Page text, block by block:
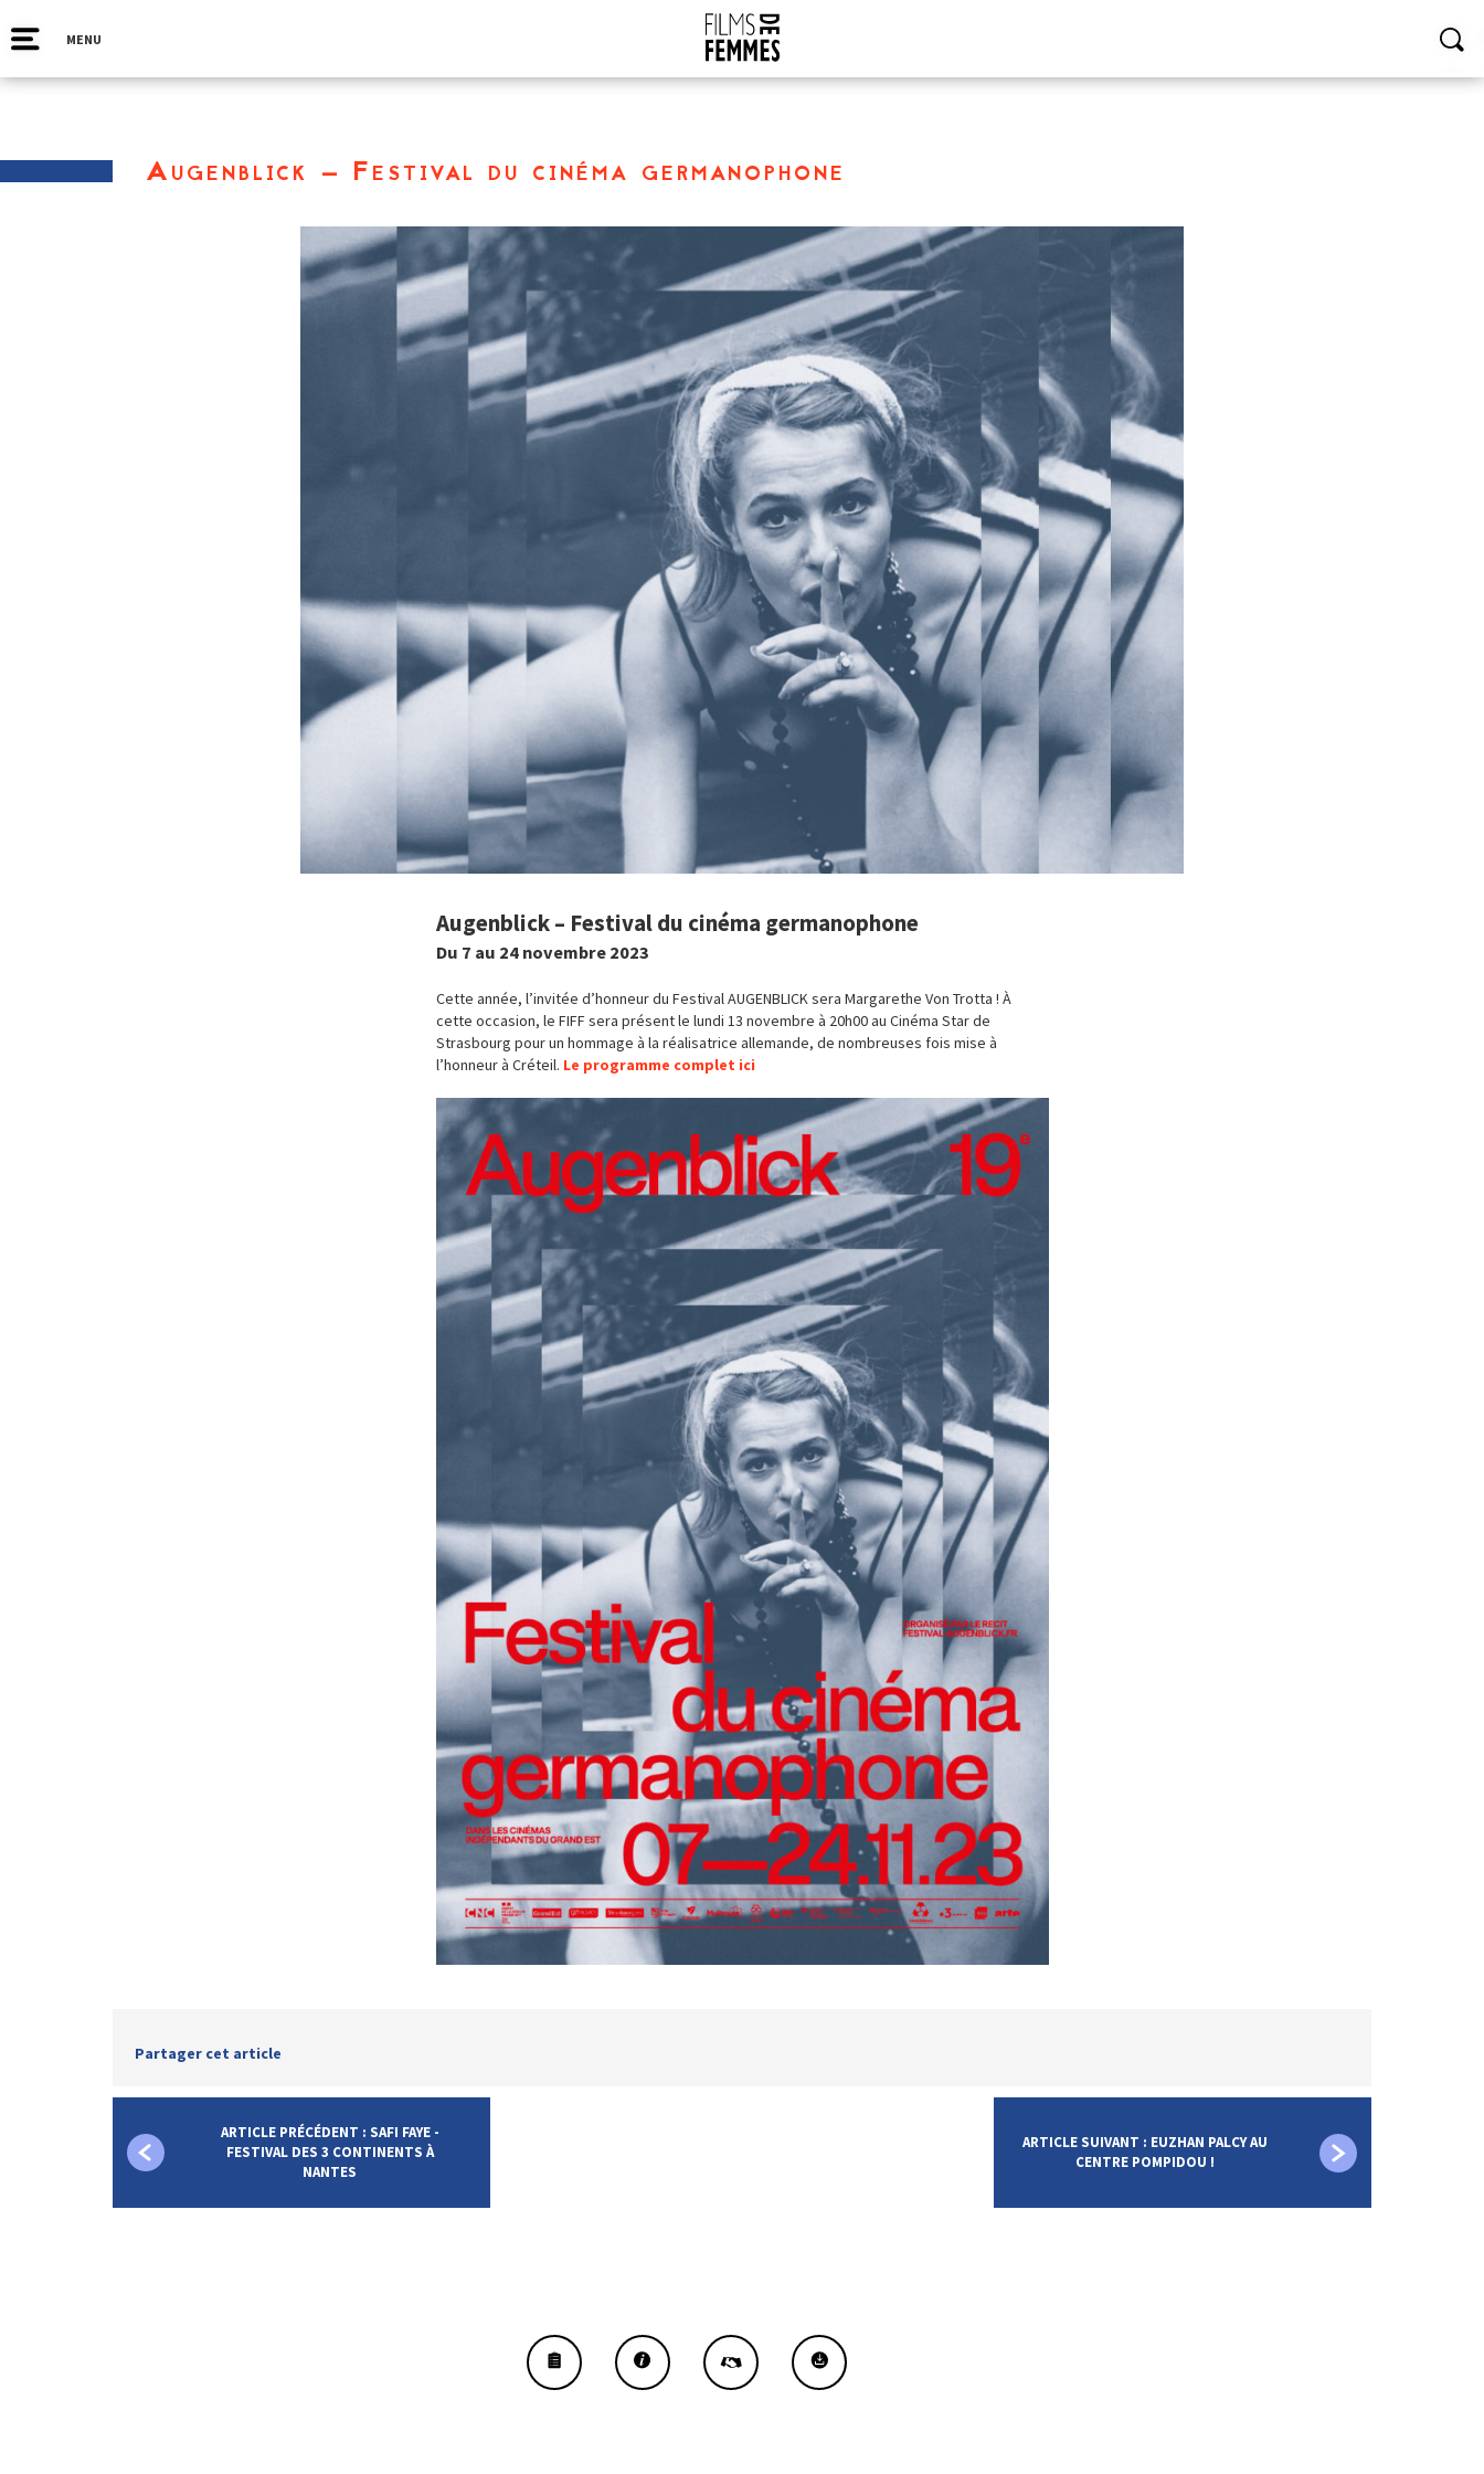
MENU
Augenblick – Festival du cinéma germanophone
Augenblick – Festival du cinéma germanophone
Du 7 au 24 novembre 2023
Cette année, l’invitée d’honneur du Festival AUGENBLICK sera Margarethe Von Trotta ! À
cette occasion, le FIFF sera présent le lundi 13 novembre à 20h00 au Cinéma Star de
Strasbourg pour un hommage à la réalisatrice allemande, de nombreuses fois mise à
l’honneur à Créteil. Le programme complet ici
Partager cet article
ARTICLE PRÉCÉDENT : SAFI FAYE -
FESTIVAL DES 3 CONTINENTS À
NANTES
ARTICLE SUIVANT : EUZHAN PALCY AU
CENTRE POMPIDOU !